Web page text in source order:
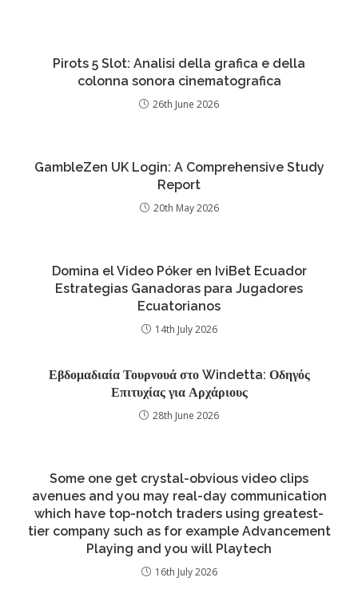
Pirots 5 Slot: Analisi della grafica e della
colonna sonora cinematografica
26th June 2026
GambleZen UK Login: A Comprehensive Study
Report
20th May 2026
Domina el Video Póker en IviBet Ecuador
Estrategias Ganadoras para Jugadores
Ecuatorianos
14th July 2026
Εβδομαδιαία Τουρνουά στο Windetta: Οδηγός
Επιτυχίας για Αρχάριους
28th June 2026
Some one get crystal-obvious video clips
avenues and you may real-day communication
which have top-notch traders using greatest-
tier company such as for example Advancement
Playing and you will Playtech
16th July 2026